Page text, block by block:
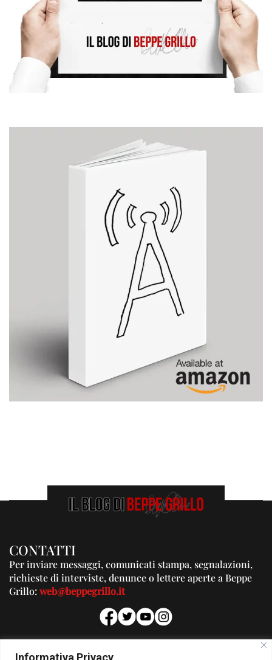
Informativa Privacy
CONTATTI
Per inviare messaggi, comunicati stampa, segnalazioni,
richieste di interviste, denunce o lettere aperte a Beppe
Grillo:web@beppegrillo.it
PUBBLICITA'